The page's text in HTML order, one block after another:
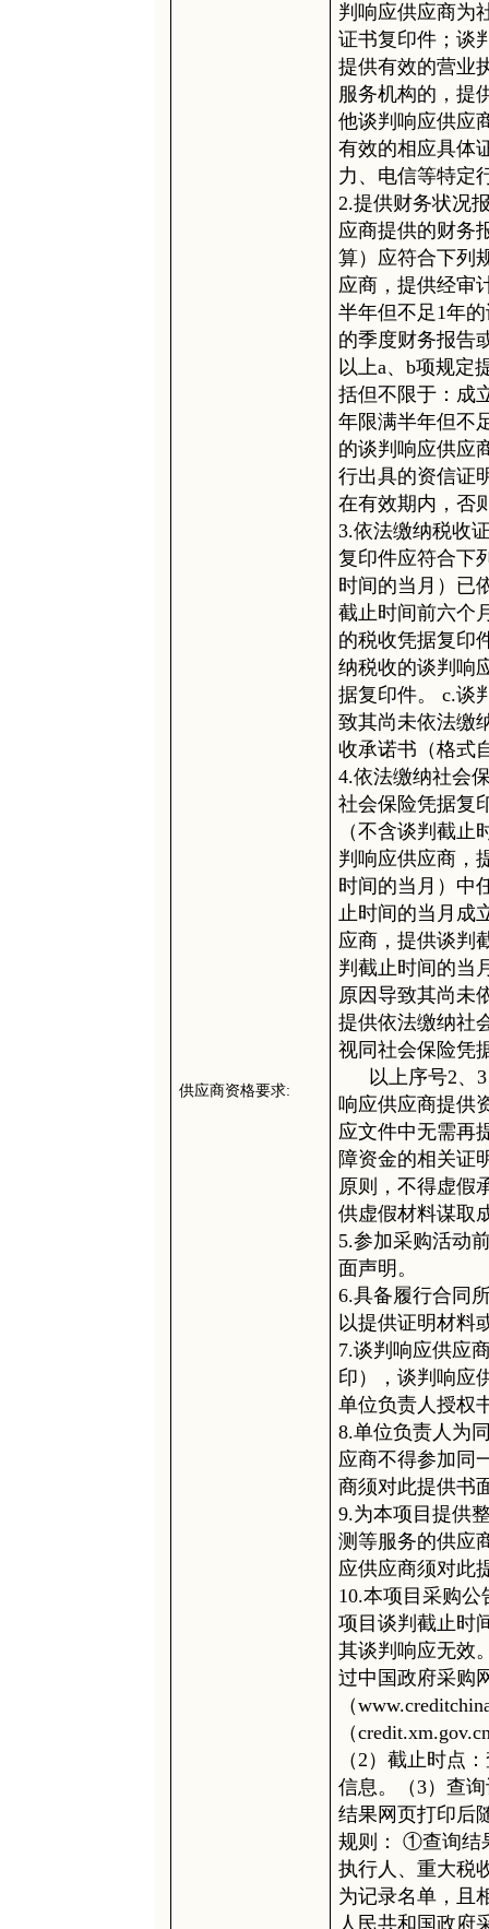
供应商资格要求:
判响应供应商为
证书复印件；谈
提供有效的营业
服务机构的，提
他谈判响应供应
有效的相应具体
力、电信等特定
2.提供财务状况
应商提供的财务
算）应符合下列
应商，提供经审
半年但不足1年
的季度财务报告
以上a、b项规定
括但不限于：成
年限满半年但不
的谈判响应供应
行出具的资信证
在有效期内，否
3.依法缴纳税收
复印件应符合下
时间的当月）已
截止时间前六个
的税收凭据复印
纳税收的谈判响
据复印件。 c.谈
致其尚未依法缴
收承诺书（格式
4.依法缴纳社会
社会保险凭据复
（不含谈判截
判响应供应商，
时间的当月）中
止时间的当月成
应商，提供谈判
判截止时间的当
原因导致其尚未
提供依法缴纳社
视同社会保险凭
以上序号2、
响应供应商提供
应文件中无需再
障资金的相关证
原则，不得虚假
供虚假材料谋取
5.参加采购活动
面声明。
6.具备履行合同
以提供证明材料
7.谈判响应供应
印），谈判响应
单位负责人授权
8.单位负责人为
应商不得参加同
商须对此提供书
9.为本项目提供
测等服务的供应
应供应商须对此
10.本项目采购
项目谈判截止时
其谈判响应无效
过中国政府采购
（
（
（2）截止时点
信息。（3）查
结果网页打印后
规则： ①查询结
执行人、重大税
为记录名单，且
人民共和国政府